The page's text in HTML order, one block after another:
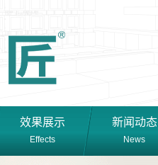
效果展示
Effects
新闻动态
News